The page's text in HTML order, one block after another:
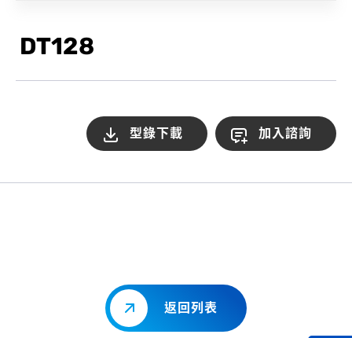
DT128
型錄下載 加入諮詢
返回列表